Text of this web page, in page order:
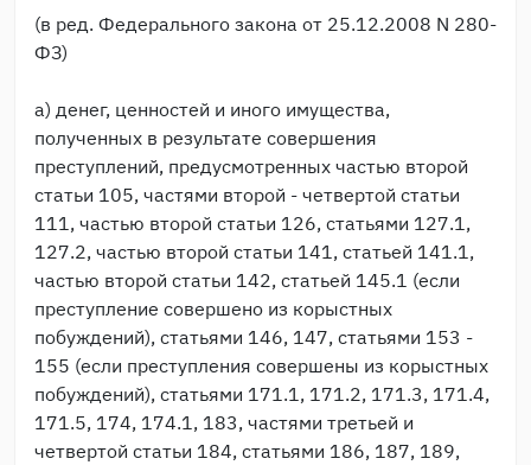
(в ред. Федерального закона от 25.12.2008 N 280-
ФЗ)
а) денег, ценностей и иного имущества,
полученных в результате совершения
преступлений, предусмотренных частью второй
статьи 105, частями второй - четвертой статьи
111, частью второй статьи 126, статьями 127.1,
127.2, частью второй статьи 141, статьей 141.1,
частью второй статьи 142, статьей 145.1 (если
преступление совершено из корыстных
побуждений), статьями 146, 147, статьями 153 -
155 (если преступления совершены из корыстных
побуждений), статьями 171.1, 171.2, 171.3, 171.4,
171.5, 174, 174.1, 183, частями третьей и
четвертой статьи 184, статьями 186, 187, 189,